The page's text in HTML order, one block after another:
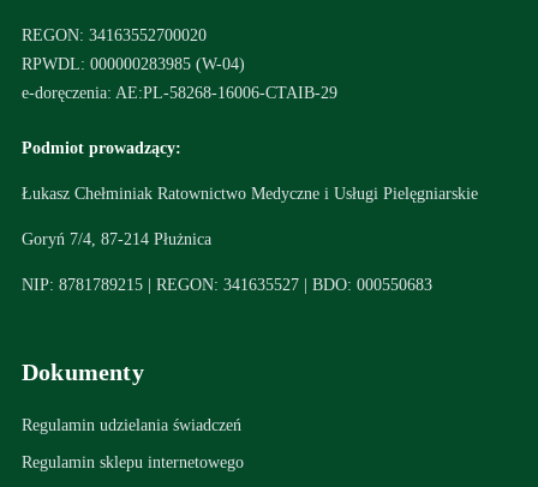
REGON: 34163552700020
RPWDL: 000000283985 (W-04)
e-doręczenia: AE:PL-58268-16006-CTAIB-29
Podmiot prowadzący:
Łukasz Chełminiak Ratownictwo Medyczne i Usługi Pielęgniarskie
Goryń 7/4, 87-214 Płużnica
NIP: 8781789215 | REGON: 341635527 | BDO: 000550683
Dokumenty
Regulamin udzielania świadczeń
Regulamin sklepu internetowego